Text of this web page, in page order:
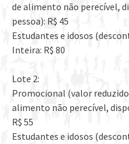
de alimento não perecível,
pessoa): R$ 45
Estudantes e idosos
Inteira: R$ 80
Lote 2:
Promocional (valor
alimento não perecível,
R$ 55
Estudantes e idosos